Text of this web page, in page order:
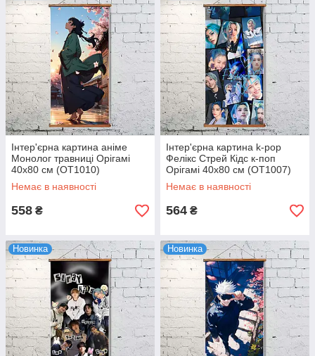
Інтер'єрна картина аніме
Монолог травниці Орігамі
40x80 см (OT1010)
Немає в наявності
558 ₴
Інтер'єрна картина k-pop
Фелікс Стрей Кідс к-поп
Орігамі 40x80 см (OT1007)
Немає в наявності
564 ₴
Новинка Новинка